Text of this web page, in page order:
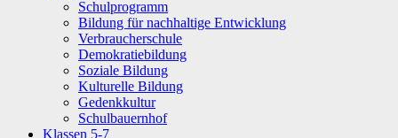
Schulprogramm
Bildung für nachhaltige Entwicklung
Verbraucherschule
Demokratiebildung
Soziale Bildung
Kulturelle Bildung
Gedenkkultur
Schulbauernhof
Klassen 5-7